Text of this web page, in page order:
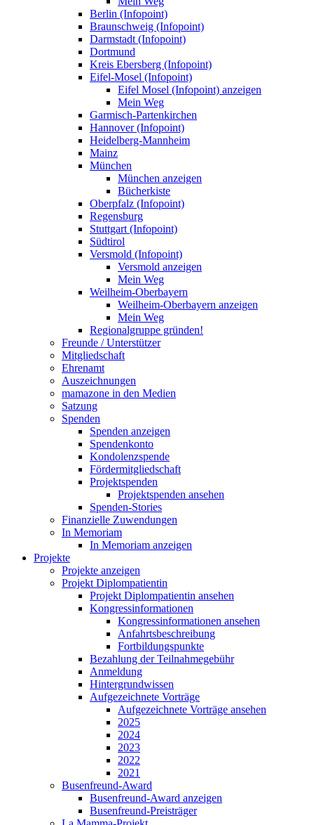
Berlin (Infopoint)
Braunschweig (Infopoint)
Darmstadt (Infopoint)
Dortmund
Kreis Ebersberg (Infopoint)
Eifel-Mosel (Infopoint)
Eifel Mosel (Infopoint) anzeigen
Mein Weg
Garmisch-Partenkirchen
Hannover (Infopoint)
Heidelberg-Mannheim
Mainz
München
München anzeigen
Bücherkiste
Oberpfalz (Infopoint)
Regensburg
Stuttgart (Infopoint)
Südtirol
Versmold (Infopoint)
Versmold anzeigen
Mein Weg
Weilheim-Oberbayern
Weilheim-Oberbayern anzeigen
Mein Weg
Regionalgruppe gründen!
Freunde / Unterstützer
Mitgliedschaft
Ehrenamt
Auszeichnungen
mamazone in den Medien
Satzung
Spenden
Spenden anzeigen
Spendenkonto
Kondolenzspende
Fördermitgliedschaft
Projektspenden
Projektspenden ansehen
Spenden-Stories
Finanzielle Zuwendungen
In Memoriam
In Memoriam anzeigen
Projekte
Projekte anzeigen
Projekt Diplompatientin
Projekt Diplompatientin ansehen
Kongressinformationen
Kongressinformationen ansehen
Anfahrtsbeschreibung
Fortbildungspunkte
Bezahlung der Teilnahmegebühr
Anmeldung
Hintergrundwissen
Aufgezeichnete Vorträge
Aufgezeichnete Vorträge ansehen
2025
2024
2023
2022
2021
Busenfreund-Award
Busenfreund-Award anzeigen
Busenfreund-Preisträger